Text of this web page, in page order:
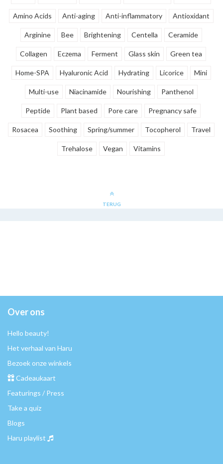
Amino Acids Anti-aging Anti-inflammatory Antioxidant
Arginine Bee Brightening Centella Ceramide
Collagen Eczema Ferment Glass skin Green tea
Home-SPA Hyaluronic Acid Hydrating Licorice Mini
Multi-use Niacinamide Nourishing Panthenol
Peptide Plant based Pore care Pregnancy safe
Rosacea Soothing Spring/summer Tocopherol Travel
Trehalose Vegan Vitamins
TERUG
Over ons
Hello beauty!
Het verhaal van Haru
Bezoek onze winkels
Cadeaukaart
Featurings / Press
Take a quiz
Blogs
Haru playlist